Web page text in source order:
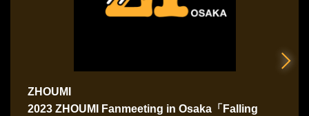
ZHOUMI
2023 ZHOUMI Fanmeeting in Osaka「Falling